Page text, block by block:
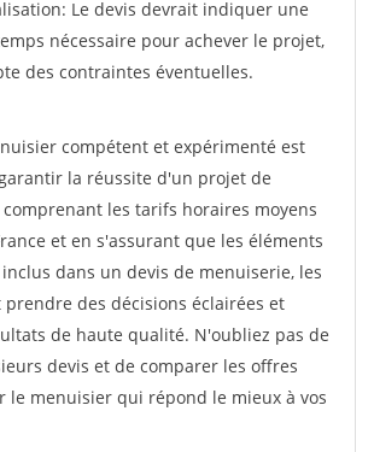
Le devis devrait indiquer une
nécessaire pour achever le projet,
des contraintes éventuelles.
compétent et expérimenté est
la réussite d'un projet de
les tarifs horaires moyens
et en s'assurant que les éléments
dans un devis de menuiserie, les
des décisions éclairées et
de haute qualité. N'oubliez pas de
devis et de comparer les offres
le menuisier qui répond le mieux à vos